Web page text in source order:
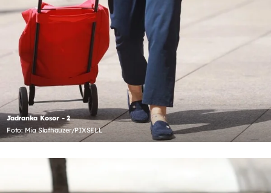
Jadranka Kosor - 2
Foto: Mia Slafhauzer/PIXSELL